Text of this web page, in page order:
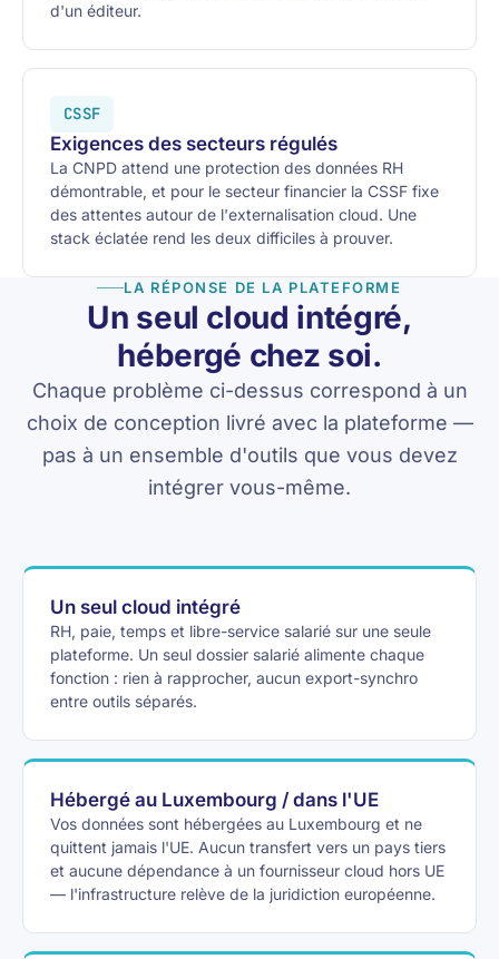
d'un éditeur.
CSSF
Exigences des secteurs régulés
La CNPD attend une protection des données RH
démontrable, et pour le secteur financier la CSSF fixe
des attentes autour de l'externalisation cloud. Une
stack éclatée rend les deux difficiles à prouver.
LA RÉPONSE DE LA PLATEFORME
Un seul cloud intégré,
hébergé chez soi.
Chaque problème ci-dessus correspond à un
choix de conception livré avec la plateforme —
pas à un ensemble d'outils que vous devez
intégrer vous-même.
Un seul cloud intégré
RH, paie, temps et libre-service salarié sur une seule
plateforme. Un seul dossier salarié alimente chaque
fonction : rien à rapprocher, aucun export-synchro
entre outils séparés.
Hébergé au Luxembourg / dans l'UE
Vos données sont hébergées au Luxembourg et ne
quittent jamais l'UE. Aucun transfert vers un pays tiers
et aucune dépendance à un fournisseur cloud hors UE
— l'infrastructure relève de la juridiction européenne.